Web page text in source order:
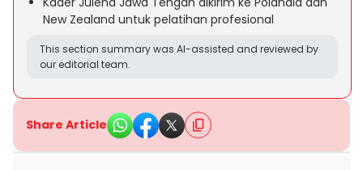
New Zealand untuk pelatihan profesional
This section summary was AI-assisted and reviewed by
our editorial team.
Share Article